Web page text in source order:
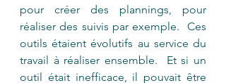
pour créer des plannings, pour
réaliser des suivis par exemple.  Ces
outils étaient évolutifs au service du
travail à réaliser ensemble.  Et si un
outil était inefficace, il pouvait être